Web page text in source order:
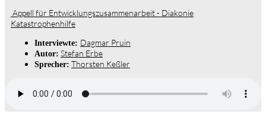
Appell für Entwicklungszusammenarbeit - Diakonie
Katastrophenhilfe
Interviewte: Dagmar Pruin
Autor: Stefan Erbe
Sprecher: Thorsten Keßler